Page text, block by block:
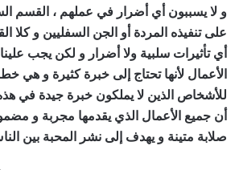
و لا يسببون أي أضرار في عملهم ، القسم
على تنفيذه المردة أو الجن السفليين و كلا
أي تأثيرات سلبية ولا أضرار و لكن يجب
الأعمال لأنها تحتاج إلى خبرة كثيرة و هي
للأشخاص الذين لا يملكون خبرة جيدة في
أن جميع الأعمال الذي يقدمها مجربة و
صلابة متينة و يهدف إلى نشر المحبة بين